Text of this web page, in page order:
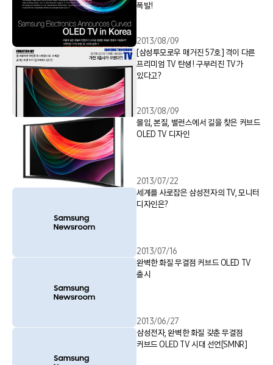
폭발!
2013/08/09
[삼성투모로우 매거진 57호] 격이 다른
프리미엄 TV 탄생! 구부러진 TV가
있다고?
2013/08/09
몰입, 본질, 밸런스에서 길을 찾은 커브드
OLED TV 디자인
2013/07/22
세계를 사로잡은 삼성전자의 TV, 모니터
디자인은?
2013/07/16
완벽한 화질 무결점 커브드 OLED TV
출시
2013/06/27
삼성전자, 완벽한 화질 갖춘 무결점
커브드 OLED TV 시대 선언[SMNR]